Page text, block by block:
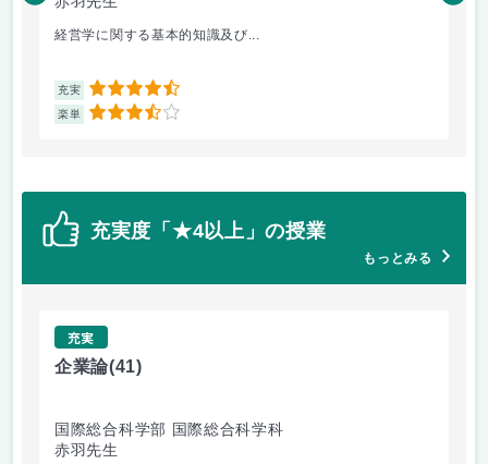
経営学に関する基本的知識及び...
充実 4.5
楽単 3.5
充実度「★4以上」の授業
もっとみる
充実
企業論(41)
国際総合科学部 国際総合科学科
赤羽先生